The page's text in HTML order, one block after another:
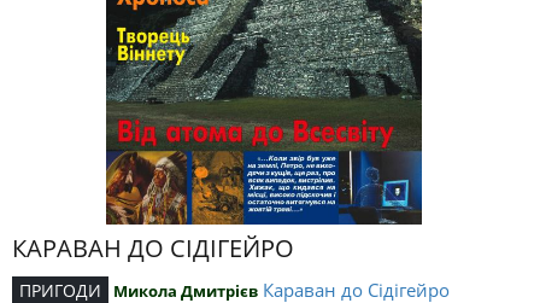
КАРАВАН ДО СІДІГЕЙРО
ПРИГОДИ Микола Дмитрієв Караван до Сідігейро